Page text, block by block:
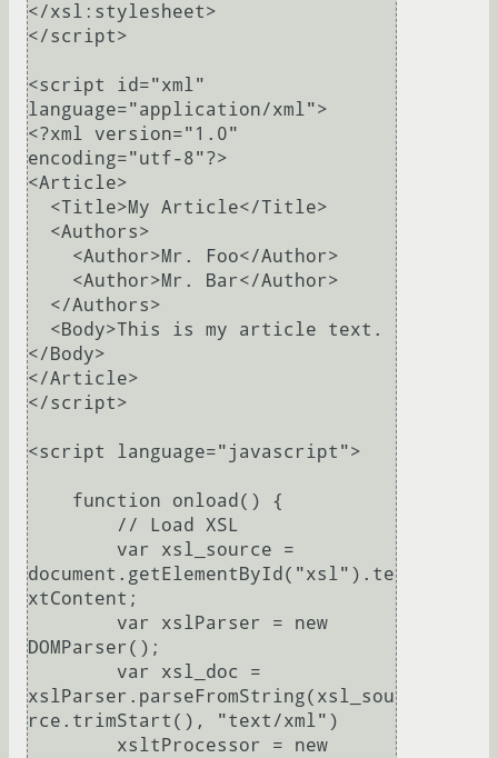
</xsl:stylesheet>
</script>
<script id="xml"
language="application/xml">
<?xml version="1.0"
encoding="utf-8"?>
<Article>
</Body>
</Article>
</script>
<script language="javascript">
document.getElementById("xsl").te
xtContent;
DOMParser();
xslParser.parseFromString(xsl_sou
rce.trimStart(), "text/xml")